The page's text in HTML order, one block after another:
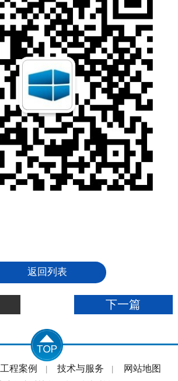
返回列表
下一篇
工程案例 | 技术与服务 | 网站地图